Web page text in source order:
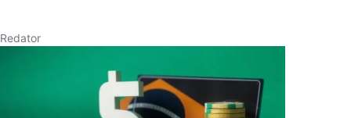
Redator